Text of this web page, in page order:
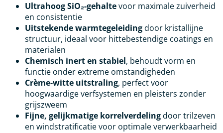
Ultrahoog SiO₂-gehaltevoor maximale zuiverheid
en consistentie
Uitstekende warmtegeleidingdoor kristallijne
structuur, ideaal voor hittebestendige coatings en
materialen
Chemisch inert en stabiel, behoudt vorm en
functie onder extreme omstandigheden
Crème-witte uitstraling, perfect voor
hoogwaardige verfsystemen en pleisters zonder
grijszweem
Fijne, gelijkmatige korrelverdelingdoor trilzeven
en windstratificatie voor optimale verwerkbaarheid